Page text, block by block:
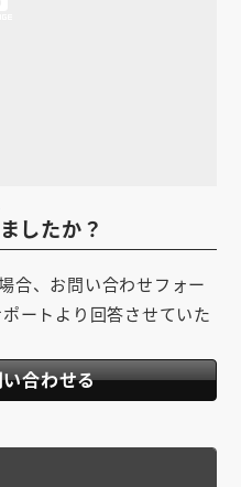
したか？
合、お問い合わせフォー
ートより回答させていた
合わせる